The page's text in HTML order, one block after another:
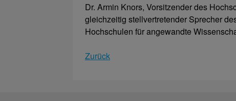
Dr. Armin Knors, Vorsitzender des
gleichzeitig stellvertretender Sprecher
Hochschulen für angewandte
Zurück